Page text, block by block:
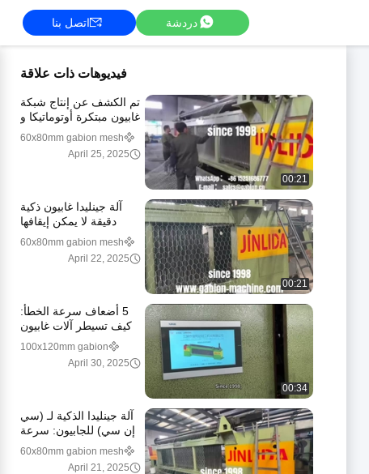
دردشة اتصل بنا
فيديوهات ذات علاقة
00:21
تم الكشف عن إنتاج شبكة
غابيون مبتكرة أوتوماتيكا و
هندسة CNC ممتازة
60x80mm gabion mesh
April 25, 2025
00:21
آلة جينليدا غابيون ذكية
دقيقة لا يمكن إيقافها
60x80mm gabion mesh
April 22, 2025
00:34
5 أضعاف سرعة الخطأ:
كيف تسيطر آلات غابيون
سي إن سي من "غليدر"
على الهندسة العالمية
100x120mm gabion
machine machineApril 30, 2025
آلة جينليدا الذكية لـ (سي
إن سي) للجابيون: سرعة
عالية ودقة وفعالية لا مثيل
60x80mm gabion mesh
April 21, 2025